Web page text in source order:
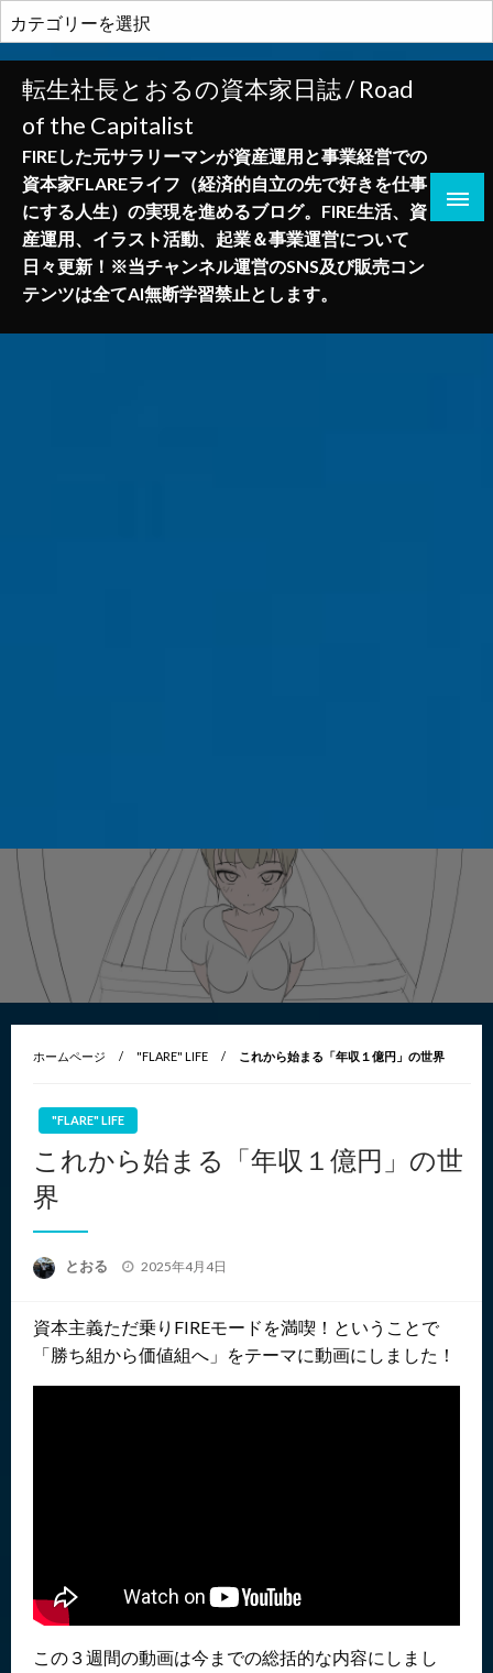
ン
テ
テ
転生社長とおるの資本家日誌 / Road
of the Capitalist
FIREした元サラリーマンが資産運用と事業経営での
資本家FLAREライフ（経済的自立の先で好きを仕事
にする人生）の実現を進めるブログ。FIRE生活、資
産運用、イラスト活動、起業＆事業運営について
日々更新！※当チャンネル運営のSNS及び販売コン
テンツは全てAI無断学習禁止とします。
ホームページ "FLARE" LIFE これから始まる「年収１億円」の世界
"FLARE" LIFE
これから始まる「年収１億円」の世
界
とおる
投
2025年4月4日
資本主義ただ乗りFIREモードを満喫！ということで
「勝ち組から価値組へ」をテーマに動画にしました！
この３週間の動画は今までの総括的な内容にしまし